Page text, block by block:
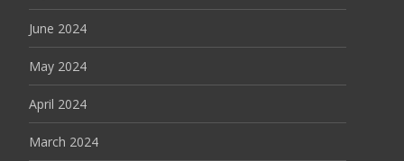
June 2024
May 2024
April 2024
March 2024